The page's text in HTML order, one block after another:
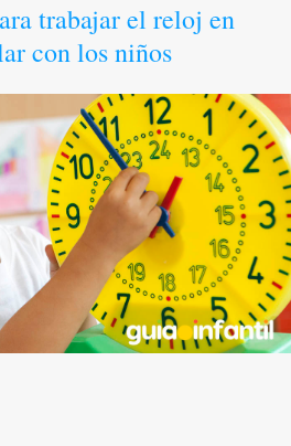
trabajar el reloj en
con los niños